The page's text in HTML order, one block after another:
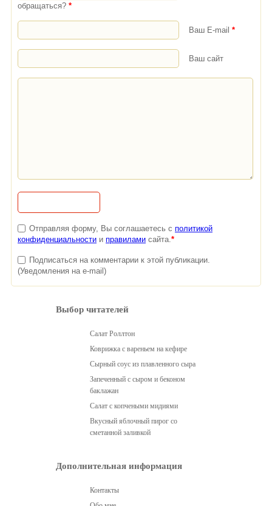
обращаться? *
Ваш E-mail *
Ваш сайт
Отправляя форму, Вы соглашаетесь с политикой
конфиденциальности и правилами сайта. *
Подписаться на комментарии к этой публикации.
(Уведомления на e-mail)
Выбор читателей
Салат Роллтон
Коврижка с вареньем на кефире
Сырный соус из плавленного сыра
Запеченный с сыром и беконом
баклажан
Салат с копчеными мидиями
Вкусный яблочный пирог со
сметанной заливкой
Дополнительная информация
Контакты